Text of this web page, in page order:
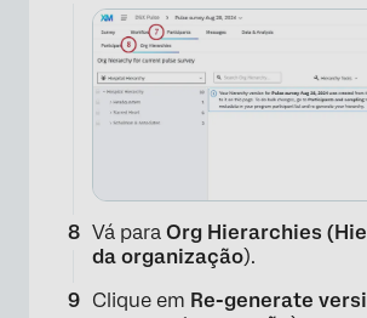
Vá para Org Hierarchies
da organização).
Clique em Re-generate